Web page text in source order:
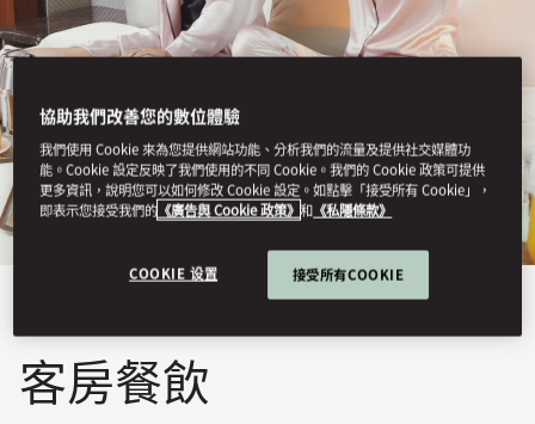
客房餐飲
協助我們改善您的數位體驗
我們使用 Cookie 來為您提供網站功能、分析我們的流量及提供社交媒體功
能。Cookie 設定反映了我們使用的不同 Cookie。我們的 Cookie 政策可提供
更多資訊，說明您可以如何修改 Cookie 設定。如點擊「接受所有 Cookie」，
即表示您接受我們的 《廣告與 Cookie 政策》 和 《私隱條款》
COOKIE 设置 接受所有COOKIE